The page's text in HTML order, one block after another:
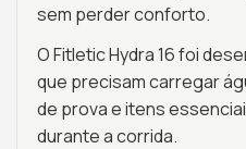
sem perder conforto.
O Fitletic Hydra 16 foi
que precisam carregar
de prova e itens
durante a corrida.